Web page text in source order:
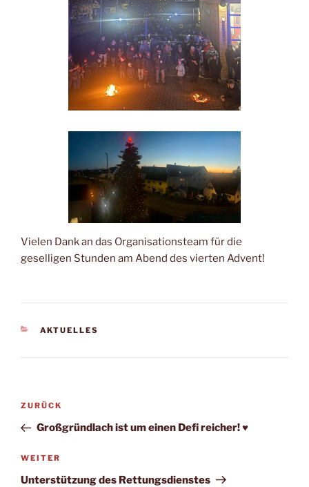
Vielen Dank an das Organisationsteam für die
geselligen Stunden am Abend des vierten Advent!
KATEGORIEN
AKTUELLES
Beitragsnavigation
Vorheriger
Beitrag
ZURÜCK
Großgründlach ist um einen Defi reicher! ♥️
Nächster
Beitrag
WEITER
Unterstützung des Rettungsdienstes